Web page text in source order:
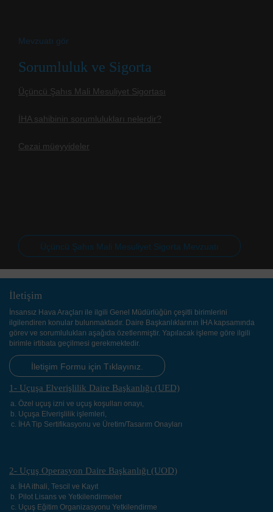
Mevzuatı gör
Sorumluluk ve Sigorta
Üçüncü Şahıs Mali Mesuliyet Sigortası
İHA sahibinin sorumlulukları nelerdir?
Cezai müeyyideler
Üçüncü Şahıs Mali Mesuliyet Sigorta Mevzuatı
İletişim
İnsansız Hava Araçları ile ilgili Genel Müdürlüğün çeşitli birimlerini
ilgilendiren konular bulunmaktadır. Daire Başkanlıklarının İHA kapsamında
görev ve sorumlulukları aşağıda özetlenmiştir. Yapılacak işleme göre ilgili
birimle irtibata geçilmesi gerekmektedir.
İletişim Formu için Tıklayınız.
1- Uçuşa Elverişlilik Daire Başkanlığı (UED)
Özel uçuş izni ve uçuş koşulları onayı,
Uçuşa Elverişlilik işlemleri,
İHA Tip Sertifikasyonu ve Üretim/Tasarım Onayları
2- Uçuş Operasyon Daire Başkanlığı (UOD)
İHA ithali, Tescil ve Kayıt
Pilot Lisans ve Yetkilendirmeler
Uçuş Eğitim Organizasyonu Yetkilendirme